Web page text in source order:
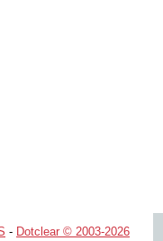
- Dotclear © 2003-2026